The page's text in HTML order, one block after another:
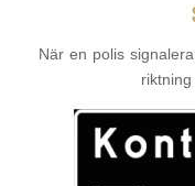
När en polis